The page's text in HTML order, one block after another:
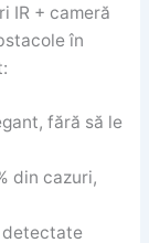
IR + cameră
în
fără să le
din cazuri,